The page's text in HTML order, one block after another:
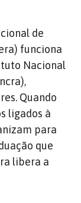
de
funciona
Nacional
Quando
ligados à
para
que
libera a